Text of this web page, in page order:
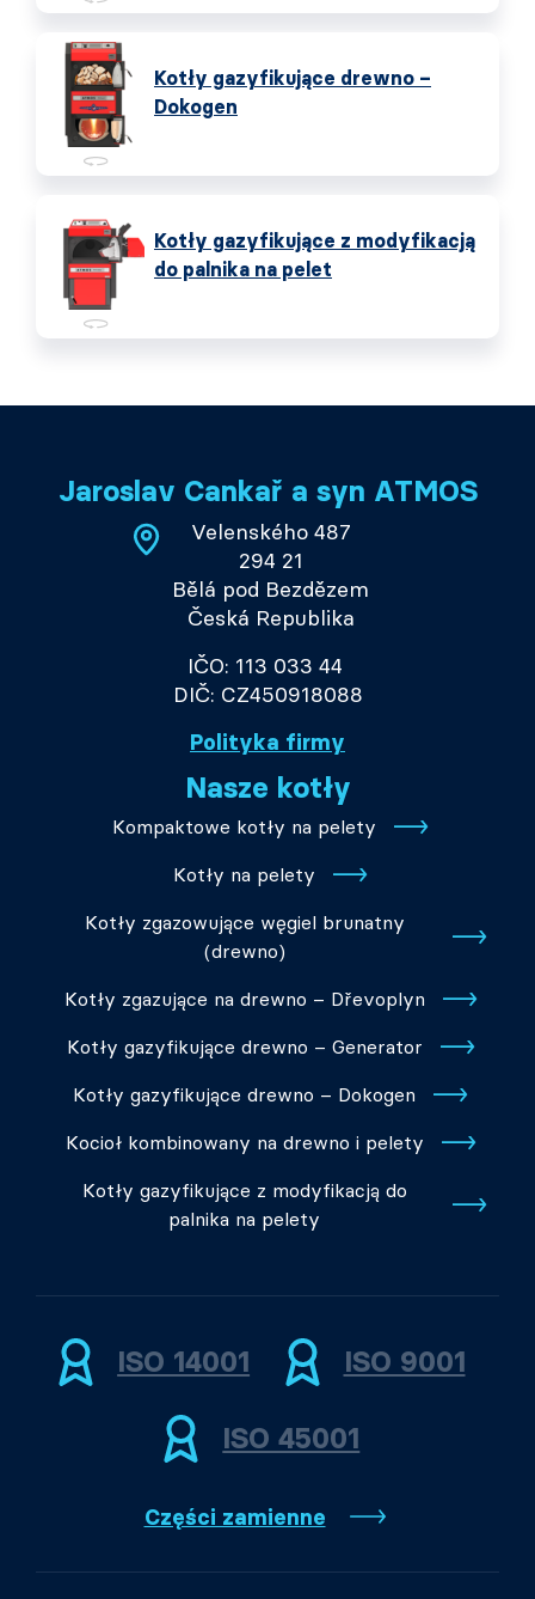
Kotły gazyfikujące drewno –
Dokogen
Kotły gazyfikujące z modyfikacją
do palnika na pelet
Jaroslav Cankař a syn ATMOS
Velenského 487
294 21
Bělá pod Bezdězem
Česká Republika
IČO: 113 033 44
DIČ: CZ450918088
Polityka firmy
Nasze kotły
Kompaktowe kotły na pelety
Kotły na pelety
Kotły zgazowujące węgiel brunatny
(drewno)
Kotły zgazujące na drewno – Dřevoplyn
Kotły gazyfikujące drewno – Generator
Kotły gazyfikujące drewno – Dokogen
Kocioł kombinowany na drewno i pelety
Kotły gazyfikujące z modyfikacją do
palnika na pelety
ISO 14001 ISO 9001
ISO 45001
Części zamienne